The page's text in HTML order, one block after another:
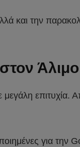
και την
Άλιμο
μεγάλη επιτυχία.
για την